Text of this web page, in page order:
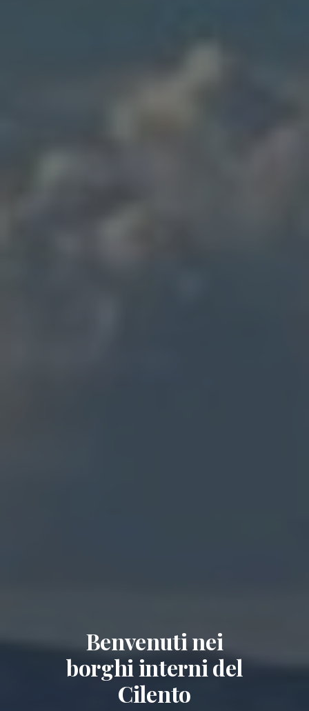
Benvenuti nei
borghi interni del
Cilento